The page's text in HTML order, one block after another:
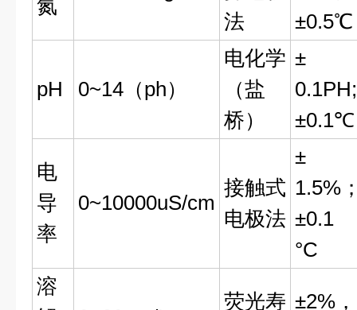
氮
法
±0.5℃
pH 0~14（ph）
电化学
（盐
桥）
±
0.1PH;
±0.1℃
电
导
率
0~10000uS/cm
接触式
电极法
±
1.5%
±0.1
°C
溶
荧光寿 ±2%，